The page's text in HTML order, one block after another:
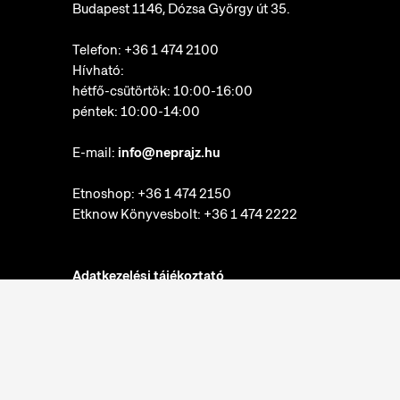
Budapest 1146, Dózsa György út 35.
Telefon: +36 1 474 2100
Hívható:
hétfő-csütörtök: 10:00-16:00
péntek: 10:00-14:00
E-mail: info@neprajz.hu
Etnoshop: +36 1 474 2150
Etknow Könyvesbolt: +36 1 474 2222
Adatkezelési tájékoztató